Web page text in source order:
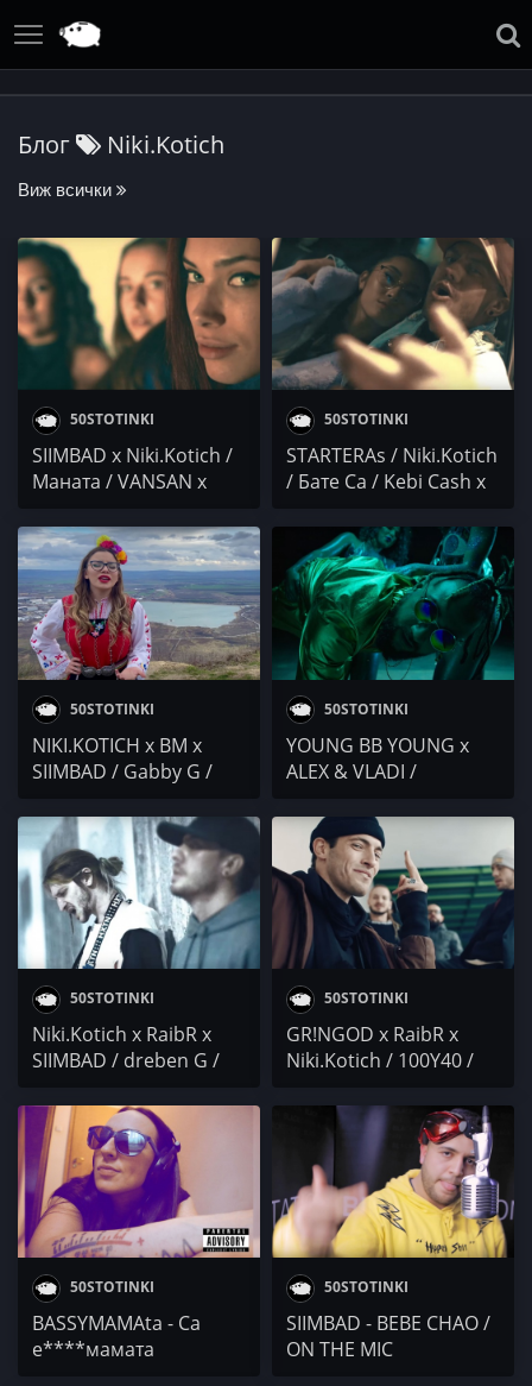
Блог Niki.Kotich
Виж всички
50STOTINKI
SIIMBAD x Niki.Kotich /
Маната / VANSAN x
/ 187
50STOTINKI
STARTERAs / Niki.Kotich
/ Бате Са / Kebi Cash x
x Dreben G
50STOTINKI
NIKI.KOTICH x BM x
SIIMBAD / Gabby G /
50STOTINKI
YOUNG BB YOUNG x
ALEX & VLADI /
VELEV x DA4EV
50STOTINKI
Niki.Kotich x RaibR x
SIIMBAD / dreben G /
50STOTINKI
GR!NGOD x RaibR x
Niki.Kotich / 100Y40 /
50STOTINKI
BASSYMAMAta - Са
е****мамата
50STOTINKI
SIIMBAD - BEBE CHAO /
ON THE MIC